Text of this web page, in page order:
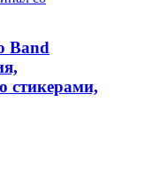
Band
стикерами,